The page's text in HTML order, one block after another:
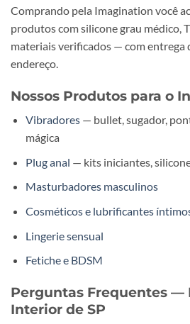
Comprando pela Imagination você
produtos com silicone grau médico,
materiais verificados — com entrega
endereço.
Nossos Produtos para o
Vibradores— bullet, sugador,
mágica
Plug anal — kits iniciantes,
Masturbadores masculinos
Cosméticos e lubrificantes
Lingerie sensual
Fetiche e BDSM
Perguntas Frequentes —
Interior de SP